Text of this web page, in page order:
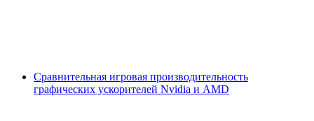
Сравнительная игровая производительность
графических ускорителей Nvidia и AMD